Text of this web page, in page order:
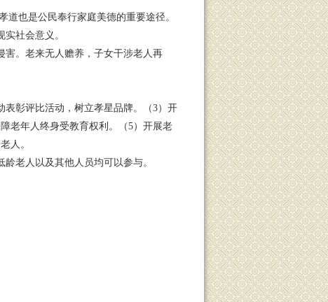
也是公民奉行家庭美德的重要途径。
社会意义。
害。老来无人赡养，子女干涉老人再
表彰评比活动，树立孝星品牌。（3）开
老年人终身受教育权利。（5）开展老
人。
老人以及其他人员均可以参与。